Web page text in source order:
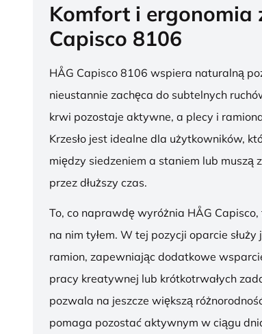
Komfort i ergonomia
Capisco 8106
HÅG Capisco 8106 wspiera naturalną
nieustannie zachęca do subtelnych
krwi pozostaje aktywne, a plecy i
Krzesło jest idealne dla użytkowników,
między siedzeniem a staniem lub muszą
przez dłuższy czas.
To, co naprawdę wyróżnia HÅG
na nim tyłem. W tej pozycji oparcie
ramion, zapewniając dodatkowe
pracy kreatywnej lub krótkotrwałych
pozwala na jeszcze większą
pomaga pozostać aktywnym w ciągu